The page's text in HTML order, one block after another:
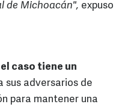
de Michoacán", expuso
caso tiene un
sus adversarios de
para mantener una